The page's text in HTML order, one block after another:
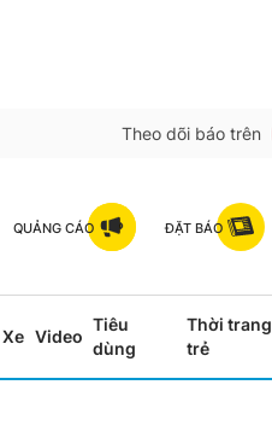
Theo dõi báo trên
QUẢNG CÁO ĐẶT BÁO
Xe Video
Tiêu
dùng
Thời trang
trẻ